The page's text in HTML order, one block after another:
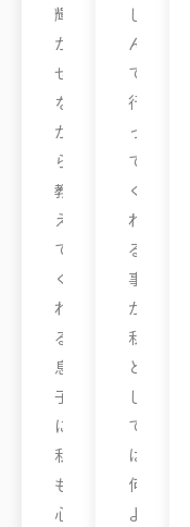
輝
か
せ
な
が
ら
教
え
て
く
れ
る
息
子
に
私
も
心
し
ん
で
行
っ
て
く
れ
る
事
が
私
と
し
て
は
何
よ